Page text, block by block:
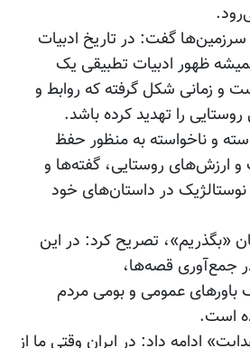
سرزمین‌ها گفت: در تاریخ ادبیات
ظهور ادبیات تطبیقی یک
و زمانی شکل گرفته که روابط و
را تهدید کرده باشد.
و ناخواسته به منظور حفظ
ارزش‌های روستایی، گفته‌‌ها و
نوستالژیک در داستان‌های خود
«بگذریم»، تصریح کرد: در این
جمع‌آوری قصه‌ها،
باورهای عمومی و بومی مردم
است.
ادامه داد: در ایران وقتی ما از